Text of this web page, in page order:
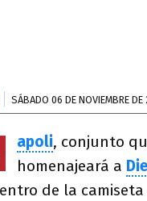
SÁBADO 06 DE NOVIEMBRE DE
apoli, conjunto
homenajeará a
de la